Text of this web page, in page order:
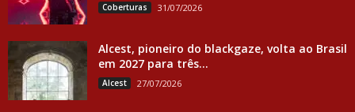
Coberturas 31/07/2026
Alcest, pioneiro do blackgaze, volta ao Brasil
em 2027 para três...
Alcest 27/07/2026